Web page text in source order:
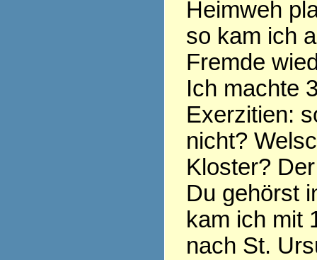
Heimweh
so kam ich
Fremde
Ich machte
Exerzitien:
nicht?
Kloster?
Du gehörst
kam ich mit
nach St.